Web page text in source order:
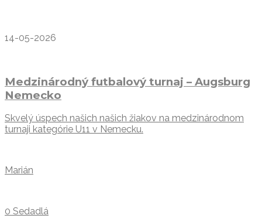
14-05-2026
Medzinárodný futbalový turnaj – Augsburg
Nemecko
Skvelý úspech našich našich žiakov na medzinárodnom
turnaji kategórie U11 v Nemecku.
Marián
0 Sedadlá